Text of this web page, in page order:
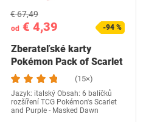
od € 4,39
€ 67,49
-94 %
Zberateľské karty
Pokémon Pack of Scarlet
(15×)
Jazyk: italský Obsah: 6 balíčků
rozšíření TCG Pokémon's Scarlet
and Purple - Masked Dawn